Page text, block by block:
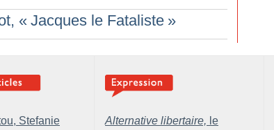
« Jacques le Fataliste »
Stefanie
Alternative libertaire, le